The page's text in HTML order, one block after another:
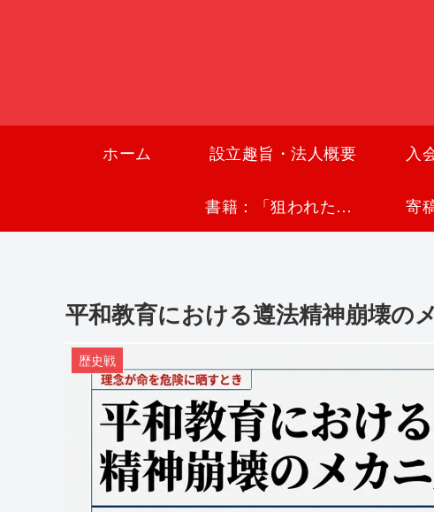
ホーム 設立趣旨・法人概要 入
書籍：「狙われた沖縄〜真実の沖縄史が日本を救う〜」 寄
平和教育における遵法精神崩壊の
歴史戦